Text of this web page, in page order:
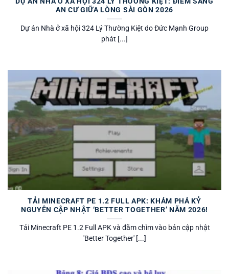
AN CƯ GIỮA LÒNG SÀI GÒN 2026
Dự án Nhà ở xã hội 324 Lý Thường Kiệt do Đức Mạnh Group
phát [...]
TẢI MINECRAFT PE 1.2 FULL APK: KHÁM PHÁ KỶ
NGUYÊN CẬP NHẬT ‘BETTER TOGETHER’ NĂM 2026!
Tải Minecraft PE 1.2 Full APK và đắm chìm vào bản cập nhật
'Better Together' [...]